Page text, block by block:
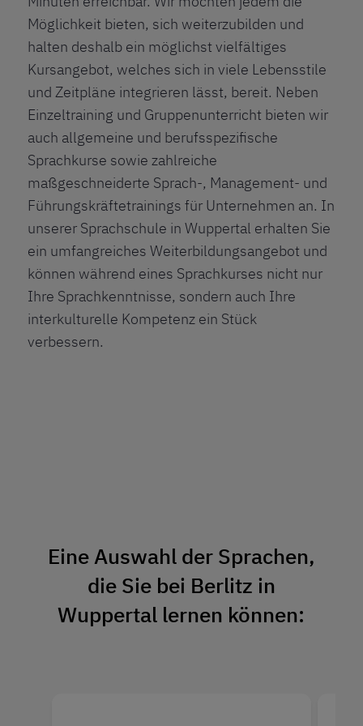
Möglichkeit bieten, sich weiterzubilden und
halten deshalb ein möglichst vielfältiges
Kursangebot, welches sich in viele Lebensstile
und Zeitpläne integrieren lässt, bereit. Neben
Einzeltraining und Gruppenunterricht bieten wir
auch allgemeine und berufsspezifische
Sprachkurse sowie zahlreiche
maßgeschneiderte Sprach-, Management- und
Führungskräftetrainings für Unternehmen an. In
unserer Sprachschule in Wuppertal erhalten Sie
ein umfangreiches Weiterbildungsangebot und
können während eines Sprachkurses nicht nur
Ihre Sprachkenntnisse, sondern auch Ihre
interkulturelle Kompetenz ein Stück
verbessern.
Eine Auswahl der Sprachen,
die Sie bei Berlitz in
Wuppertal lernen können: